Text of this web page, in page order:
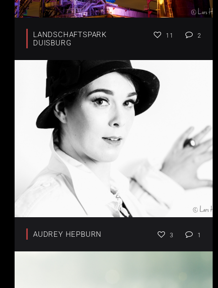
LANDSCHAFTSPARK
DUISBURG
11 2
AUDREY HEPBURN 3 1